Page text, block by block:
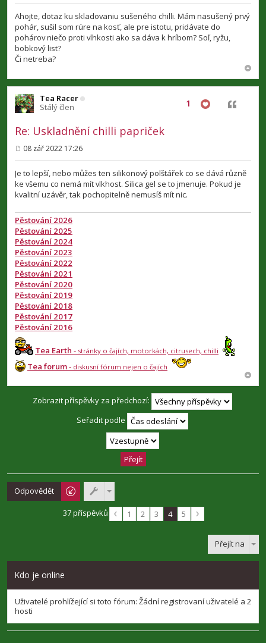
ř
í
s
p
ě
v
e
k
Ahojte, dotaz ku skladovaniu sušeného chilli. Mám nasušený prvý
pohár, sušil som rúre na kosť, ale pre istotu, pridávate do
pohárov niečo proti vlhkosti ako sa dáva k hríbom? Soľ, ryžu,
bobkový list?
Či netreba?
Tea Racer
Stálý člen
Re: Uskladnění chilli papriček
1 Citovat
ř
p
ě
e
k
08 zář 2022 17:26
Je to lepší, nebo můžes ten silikonový polštářek co se dává různě
ke všemu co nemá mít vlkhost. Silica gel se to jmenuje. Pokud je
kvalitní uzávěr, tak pochopitelně nemusíš mít nic.
Pěstování 2026
Pěstování 2025
Pěstování 2024
Pěstování 2023
Pěstování 2022
Pěstování 2021
Pěstování 2020
Pěstování 2019
Pěstování 2018
Pěstování 2017
Pěstování 2016
Tea Earth - stránky o čajích, motorkách, citrusech, chilli
Tea forum- diskusní fórum nejen o čajích
Zobrazit příspěvky za předchozí:
Seřadit podle
Odpovědět
37 příspěvků 1 2 3 4 5
Přejít na
Kdo je online
Uživatelé prohlížející si toto fórum: Žádní registrovaní uživatelé a 2
hosti